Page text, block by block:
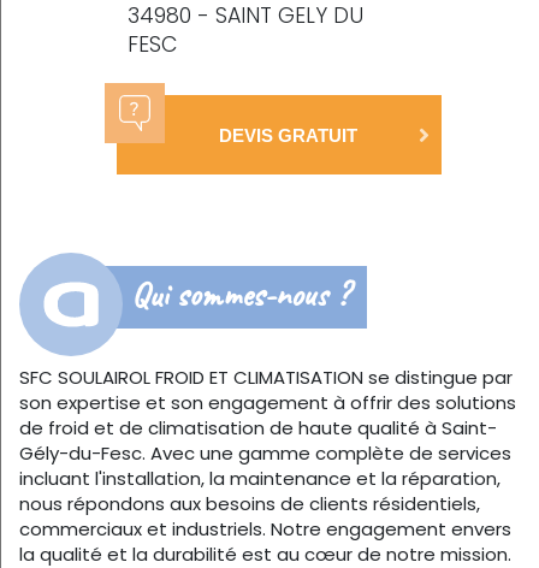
34980 - SAINT GELY DU
FESC
DEVIS GRATUIT
Qui sommes-nous ?
SFC SOULAIROL FROID ET CLIMATISATION se distingue par
son expertise et son engagement à offrir des solutions
de froid et de climatisation de haute qualité à Saint-
Gély-du-Fesc. Avec une gamme complète de services
incluant l'installation, la maintenance et la réparation,
nous répondons aux besoins de clients résidentiels,
commerciaux et industriels. Notre engagement envers
la qualité et la durabilité est au cœur de notre mission.